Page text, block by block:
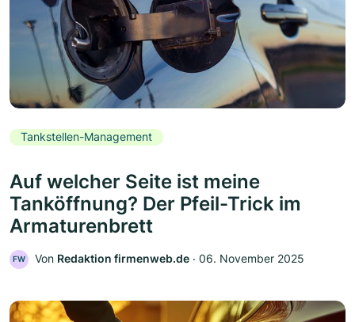
Tankstellen-Management
Auf welcher Seite ist meine
Tanköffnung? Der Pfeil-Trick im
Armaturenbrett
FW Von Redaktion firmenweb.de ‧ 06. November 2025